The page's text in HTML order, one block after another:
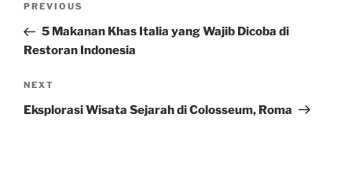
Previous
Post
PREVIOUS
5 Makanan Khas Italia yang Wajib Dicoba di
Restoran Indonesia
Next
Post
NEXT
Eksplorasi Wisata Sejarah di Colosseum, Roma